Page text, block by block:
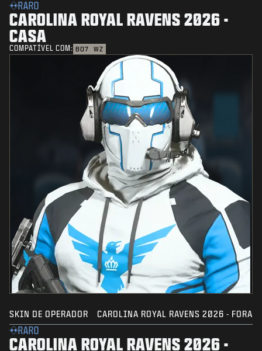
RARO
CAROLINA ROYAL RAVENS 2026 -
CASA
COMPATÍVEL COM: BO7 WZ
SKIN DE OPERADOR CAROLINA ROYAL RAVENS 2026 - FORA
RARO
CAROLINA ROYAL RAVENS 2026 -